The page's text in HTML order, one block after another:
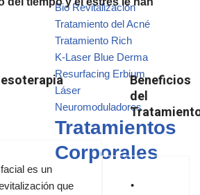
Bio Revitalización
Tratamiento del Acné
Tratamiento Rich
K-Laser Blue Derma
Resurfacing Erbium
Láser
Neuromoduladores
Tratamientos
Corporales
es un
que
Beneficios
del
•